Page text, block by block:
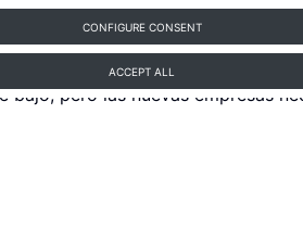
CONFIGURE CONSENT
ACCEPT ALL
pero las nuevas empresas